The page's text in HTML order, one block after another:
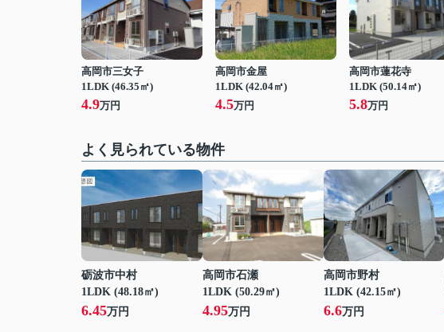
高岡市三女子
1LDK (46.35㎡)
4.9万円
高岡市金屋
1LDK (42.04㎡)
4.5万円
高岡市蓮花寺
1LDK (50.14㎡)
5.8万円
よく見られている物件
砺波市中村
1LDK (48.18㎡)
6.45万円
高岡市石瀬
1LDK (50.29㎡)
4.95万円
高岡市野村
1LDK (42.15㎡)
6.6万円